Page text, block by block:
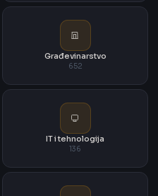
Građevinarstvo
652
IT i tehnologija
136